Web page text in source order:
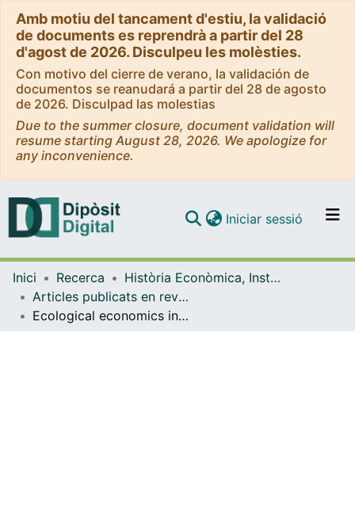
Amb motiu del tancament d'estiu, la validació
de documents es reprendrà a partir del 28
d'agost de 2026. Disculpeu les molèsties.
Con motivo del cierre de verano, la validación de
documentos se reanudará a partir del 28 de agosto
de 2026. Disculpad las molestias
Due to the summer closure, document validation will
resume starting August 28, 2026. We apologize for
any inconvenience.
Navega per tot el DD
Com publicar
Iniciar sessió (current)
Inici Recerca
Història Econòmica, Institucions, Política i Economia Mundial
Articles publicats en revistes (Història Econòmica, Institucions, Política i Economia Mundial)
Ecological economics into action: Lessons from the Barcelona City doughnut